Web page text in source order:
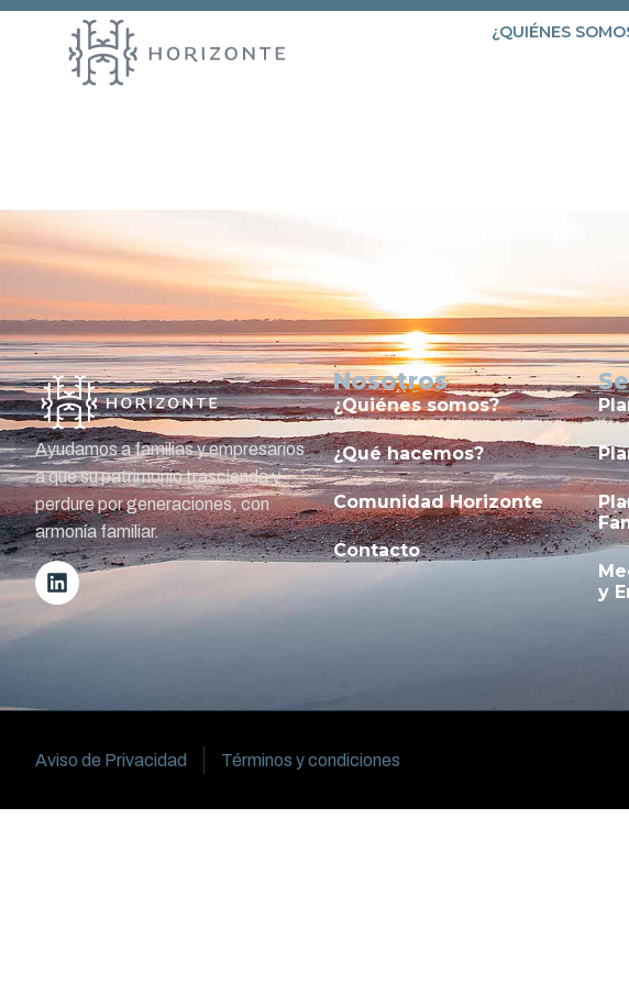
¿QUIÉNES
Ayudamos a familias y empresarios
a que su patrimonio trascienda y
perdure por generaciones, con
armonía familiar.
Nosotros
¿Quiénes somos?
¿Qué hacemos?
Comunidad Horizonte
Contacto
y
Aviso de Privacidad Términos y condiciones